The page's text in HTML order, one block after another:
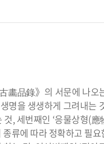
品錄》의 서문에 나오
명을 생생하게 그려내는
, 세번째인 ‘응물상형(
류에 따라 정확하고 필